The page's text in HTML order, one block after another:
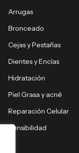
Arrugas
Bronceado
Cejas y Pestañas
Dientes y Encías
Hidratación
Piel Grasa y acné
Reparación Celular
Sensibilidad